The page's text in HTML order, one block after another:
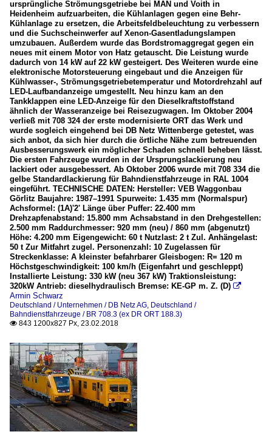
ursprüngliche Strömungsgetriebe bei MAN und Voith in
Heidenheim aufzuarbeiten, die Kühlanlagen gegen eine Behr-
Kühlanlage zu ersetzen, die Arbeitsfeldbeleuchtung zu verbessern
und die Suchscheinwerfer auf Xenon-Gasentladungslampen
umzubauen. Außerdem wurde das Bordstromaggregat gegen ein
neues mit einem Motor von Hatz getauscht. Die Leistung wurde
dadurch von 14 kW auf 22 kW gesteigert. Des Weiteren wurde eine
elektronische Motorsteuerung eingebaut und die Anzeigen für
Kühlwasser-, Strömungsgetriebetemperatur und Motordrehzahl auf
LED-Laufbandanzeige umgestellt. Neu hinzu kam an den
Tankklappen eine LED-Anzeige für den Dieselkraftstoffstand
ähnlich der Wasseranzeige bei Reisezugwagen. Im Oktober 2004
verließ mit 708 324 der erste modernisierte ORT das Werk und
wurde sogleich eingehend bei DB Netz Wittenberge getestet, was
sich anbot, da sich hier durch die örtliche Nähe zum betreuenden
Ausbesserungswerk ein möglicher Schaden schnell beheben lässt.
Die ersten Fahrzeuge wurden in der Ursprungslackierung neu
lackiert oder ausgebessert. Ab Oktober 2006 wurde mit 708 334 die
gelbe Standardlackierung für Bahndienstfahrzeuge in RAL 1004
eingeführt. TECHNISCHE DATEN: Hersteller: VEB Waggonbau
Görlitz Baujahre: 1987–1991 Spurweite: 1.435 mm (Normalspur)
Achsformel: (1A)'2' Länge über Puffer: 22.400 mm
Drehzapfenabstand: 15.800 mm Achsabstand in den Drehgestellen:
2.500 mm Raddurchmesser: 920 mm (neu) / 860 mm (abgenutzt)
Höhe: 4.200 mm Eigengewicht: 60 t Nutzlast: 2 t Zul. Anhängelast:
50 t Zur Mitfahrt zugel. Personenzahl: 10 Zugelassen für
Streckenklasse: A kleinster befahrbarer Gleisbogen: R= 120 m
Höchstgeschwindigkeit: 100 km/h (Eigenfahrt und geschleppt)
Installierte Leistung: 330 kW (neu 367 kW) Traktionsleistung:
320kW Antrieb: dieselhydraulisch Bremse: KE-GP m. Z. (D) 
Armin Schwarz
Deutschland / Unternehmen / DB Netz AG, Deutschland /
Bahndienstfahrzeuge / BR 708.3 (ex DR ORT 188.3)
 843 1200x827 Px, 23.02.2018